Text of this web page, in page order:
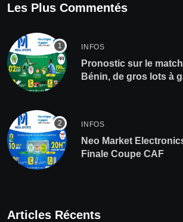
Les Plus Commentés
INFOS
Pronostic sur le
Bénin, de gros lots à
INFOS
Neo Market
Finale Coupe CAF
Articles Récents